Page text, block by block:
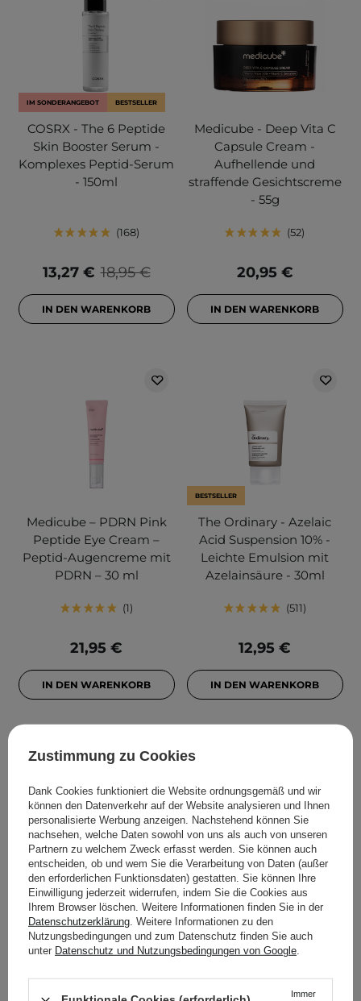
IM SONDERANGEBOT BESTSELLER
COSRX - The 6 Peptide
Skin Booster Serum -
Komplexes Peptid-Serum
- 150ml
168
18,95 €
13,27 €
IN DEN WARENKORB
Medicube - Deep Vita C
Capsule Cream -
Aufhellende und
straffende Gesichtscreme
- 55g
52
20,95 €
IN DEN WARENKORB
Medicube – PDRN Pink
Peptide Eye Cream –
Peptid-Augencreme mit
PDRN – 30 ml
1
21,95 €
IN DEN WARENKORB
BESTSELLER
The Ordinary - Azelaic
Acid Suspension 10% -
Leichte Emulsion mit
Azelainsäure - 30ml
511
12,95 €
IN DEN WARENKORB
Beauty of Joseon -
Ginseng Essence Water -
Essentielles Wasser mit
Ginseng - 150ml
468
BESTSELLER
KOSMETOLOGE EMPFIEHLT
SkinTra - Eraser - Serum
gegen Verfärbungen mit
Vitamin C 10% - 30ml
119
Zustimmung zu Cookies
Dank Cookies funktioniert die Website ordnungsgemäß und wir
können den Datenverkehr auf der Website analysieren und Ihnen
personalisierte Werbung anzeigen. Nachstehend können Sie
nachsehen, welche Daten sowohl von uns als auch von unseren
Partnern zu welchem Zweck erfasst werden. Sie können auch
entscheiden, ob und wem Sie die Verarbeitung von Daten (außer
den erforderlichen Funktionsdaten) gestatten. Sie können Ihre
Einwilligung jederzeit widerrufen, indem Sie die Cookies aus
Ihrem Browser löschen. Weitere Informationen finden Sie in der
Datenschutzerklärung . Weitere Informationen zu den
Nutzungsbedingungen und zum Datenschutz finden Sie auch
unter Datenschutz und Nutzungsbedingungen von Google
Immer